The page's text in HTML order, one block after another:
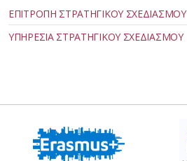
ΕΠΙΤΡΟΠΗ ΣΤΡΑΤΗΓΙΚΟΥ ΣΧΕΔΙΑΣΜΟΥ
ΥΠΗΡΕΣΙΑ ΣΤΡΑΤΗΓΙΚΟΥ ΣΧΕΔΙΑΣΜΟΥ